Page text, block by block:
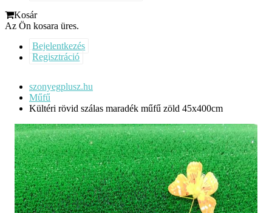
Kosár
Az Ön kosara üres.
Bejelentkezés
Regisztráció
szonyegplusz.hu
Műfű
Kültéri rövid szálas maradék műfű zöld 45x400cm